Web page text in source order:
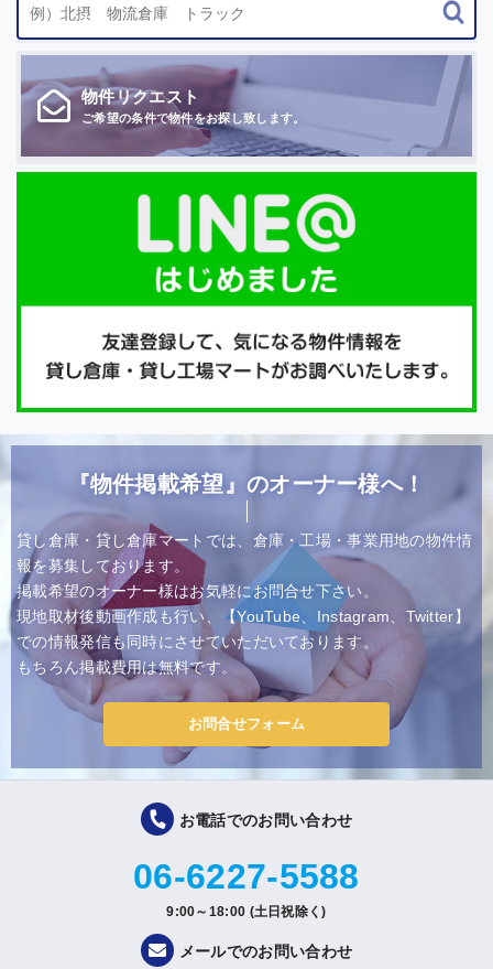
物件リクエスト
ご希望の条件で物件をお探し致します。
『物件掲載希望』のオーナー様へ！
貸し倉庫・貸し倉庫マートでは、倉庫・工場・事業用地の物件情
報を募集しております。
掲載希望のオーナー様はお気軽にお問合せ下さい。
現地取材後動画作成も行い、【YouTube、Instagram、Twitter】
での情報発信も同時にさせていただいております。
もちろん掲載費用は無料です。
お問合せフォーム
お電話でのお問い合わせ
06-6227-5588
9:00～18:00 (土日祝除く)
メールでのお問い合わせ